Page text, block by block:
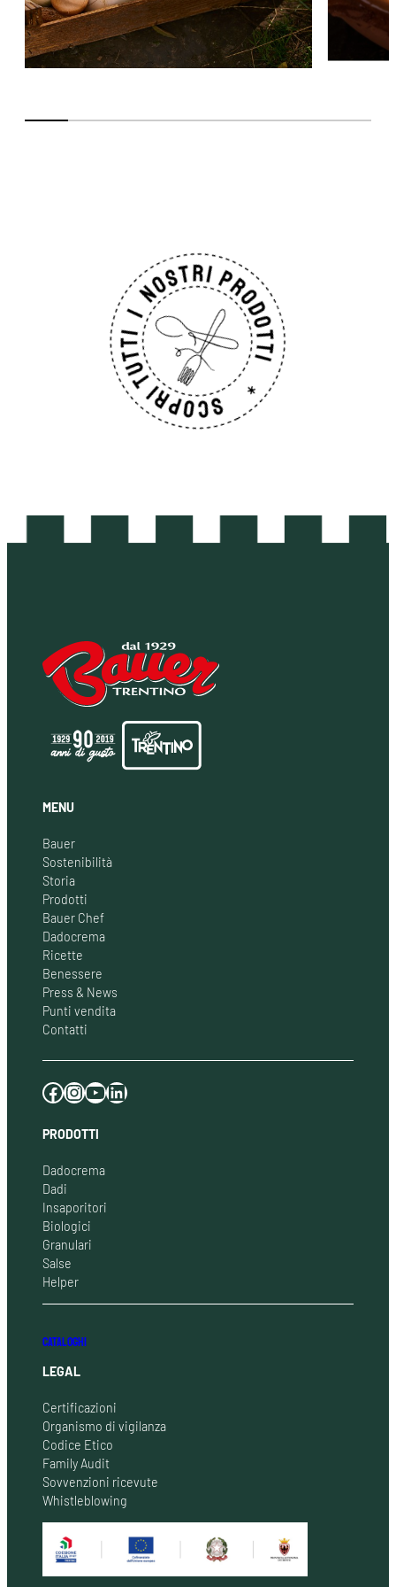
MENU
Bauer
Sostenibilità
Storia
Prodotti
Bauer Chef
Dadocrema
Ricette
Benessere
Press & News
Punti vendita
Contatti
Facebook Instagram YouTube LinkedIn
PRODOTTI
Dadocrema
Dadi
Insaporitori
Biologici
Granulari
Salse
Helper
CATALOGHI
LEGAL
Certificazioni
Organismo di vigilanza
Codice Etico
Family Audit
Sovvenzioni ricevute
Whistleblowing